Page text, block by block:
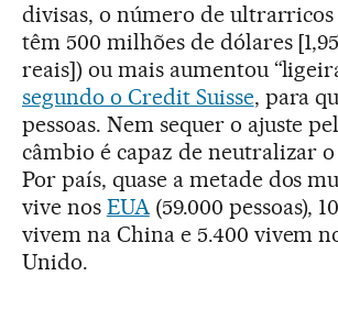
divisas, o número de ultrarricos
têm 500 milhões de dólares
reais]) ou mais aumentou
segundo o Credit Suisse, para
pessoas. Nem sequer o ajuste
câmbio é capaz de neutralizar
Por país, quase a metade dos
vive nos EUA(59.000 pessoas),
vivem na China e 5.400 vivem
Unido.